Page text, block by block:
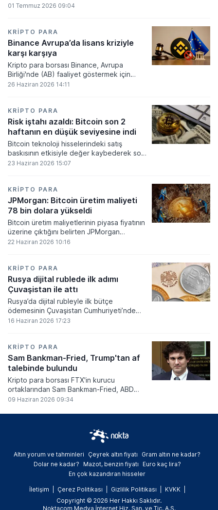
beklentilerinin zayıflaması üzerine kripto
01 Temmuz 2026 09:04
KRIPTO PARA
Binance Avrupa’da lisans kriziyle
karşı karşıya
Kripto para borsası Binance, Avrupa
Birliği'nde (AB) faaliyet göstermek için
gerekli düzenleyici onayları alamadı.
26 Haziran 2026 14:11
KRIPTO PARA
Risk iştahı azaldı: Bitcoin son 2
haftanın en düşük seviyesine indi
Bitcoin teknoloji hisselerindeki satış
baskısının etkisiyle değer kaybederek son
iki haftanın en düşük seviyesini gördü.
23 Haziran 2026 15:07
KRIPTO PARA
JPMorgan: Bitcoin üretim maliyeti
78 bin dolara yükseldi
Bitcoin üretim maliyetlerinin piyasa fiyatının
üzerine çıktığını belirten JPMorgan
analistleri, madencilik sektöründeki kârlılık
22 Haziran 2026 10:16
KRIPTO PARA
Rusya dijital rublede ilk adımı
Çuvaşistan ile attı
Rusya’da dijital rubleyle ilk bütçe
ödemesinin Çuvaşistan Cumhuriyeti’nde
gerçekleştirildiği bildirildi.
16 Haziran 2026 17:23
KRIPTO PARA
Sam Bankman-Fried, Trump'tan af
talebinde bulundu
Kripto para borsası FTX'in kurucu
ortaklarından Sam Bankman-Fried, ABD
Başkanı Donald Trump'tan resmi olarak af
09 Haziran 2026 09:34
Altın yorum ve tahminleri Çeyrek altın fiyatı
Gram altın ne kadar?
Dolar ne kadar?
Mazot, benzin fiyatı
Euro kaç lira?
En çok kazandıran hisseler
İletişim Çerez Politikası Gizlilik Politikası
KVKK
Copyright © 2026 Her Hakkı Saklıdır.
Noktacom Medya İnternet Hiz. San. ve Tic. A.Ş.